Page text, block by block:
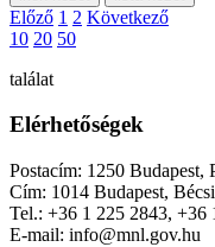
Előző 1 2 Következő
10 20 50
találat
Elérhetőségek
Postacím: 1250 Budapest,
Cím: 1014 Budapest,
Tel.: +36 1 225 2843, +36
E-mail: info@mnl.gov.hu